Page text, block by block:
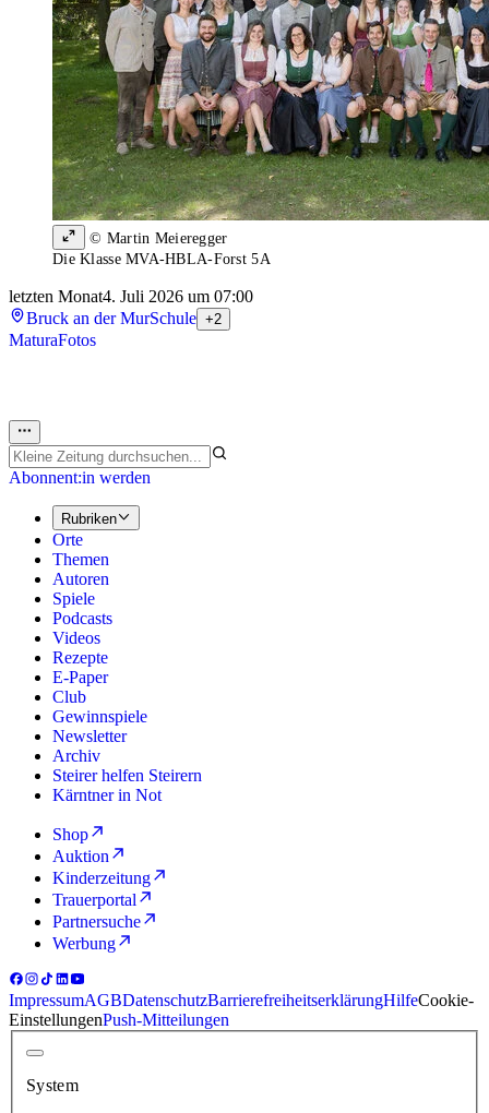
© Martin Meieregger
Die Klasse MVA-HBLA-Forst 5A
letzten Monat4. Juli 2026 um 07:00
Bruck an der MurSchule +2
MaturaFotos
Abonnent:in werden
Rubriken
Orte
Themen
Autoren
Spiele
Podcasts
Videos
Rezepte
E-Paper
Club
Gewinnspiele
Newsletter
Archiv
Steirer helfen Steirern
Kärntner in Not
Shop
Auktion
Kinderzeitung
Trauerportal
Partnersuche
Werbung
ImpressumAGBDatenschutzBarrierefreiheitserklärungHilfeCookie-
EinstellungenPush-Mitteilungen
System